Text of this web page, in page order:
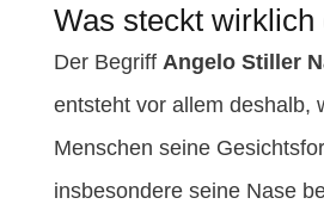
Was steckt wirklich
Der Begriff Angelo Stiller
entsteht vor allem deshalb,
Menschen seine
insbesondere seine Nase